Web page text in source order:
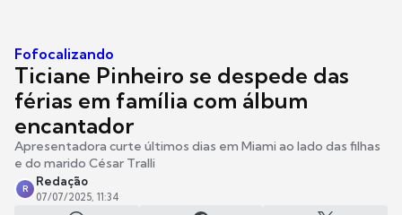
Fofocalizando
Ticiane Pinheiro se despede das
férias em família com álbum
encantador
Apresentadora curte últimos dias em Miami ao lado das filhas
e do marido César Tralli
R
Redação
07/07/2025, 11:34